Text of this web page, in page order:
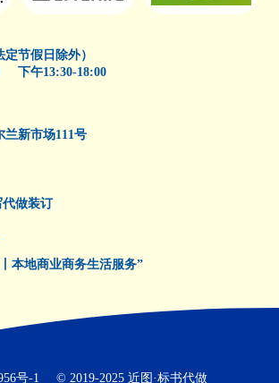
节假日除外）
下午13:30-18:00
兰新市场111号
做装订
本地商业商务生活服务”
号-1 © 2019-2025 近图·标书代做